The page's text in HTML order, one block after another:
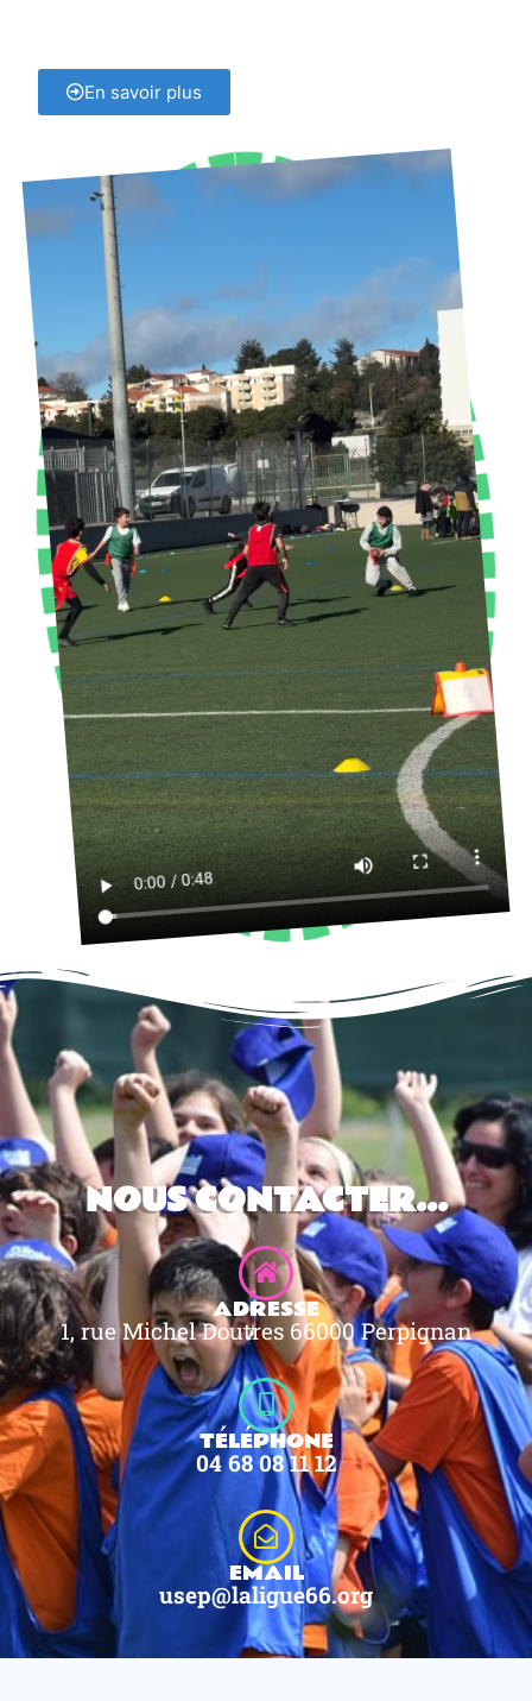
En savoir plus
NOUS CONTACTER...
ADRESSE
1, rue Michel Doutres 66000 Perpignan
TÉLÉPHONE
04 68 08 11 12
EMAIL
usep@laligue66.org